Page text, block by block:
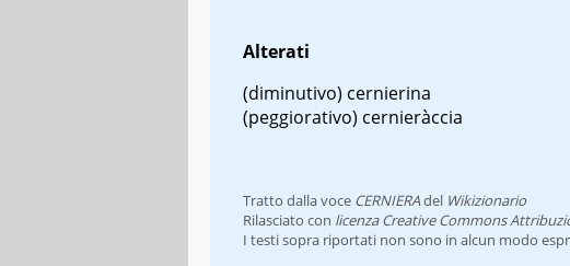
Alterati
(diminutivo) cernierina
(peggiorativo) cernieràccia
Tratto dalla voce CERNIERAdel Wikizionario
Rilasciato con licenza Creative Commons
I testi sopra riportati non sono in alcun modo